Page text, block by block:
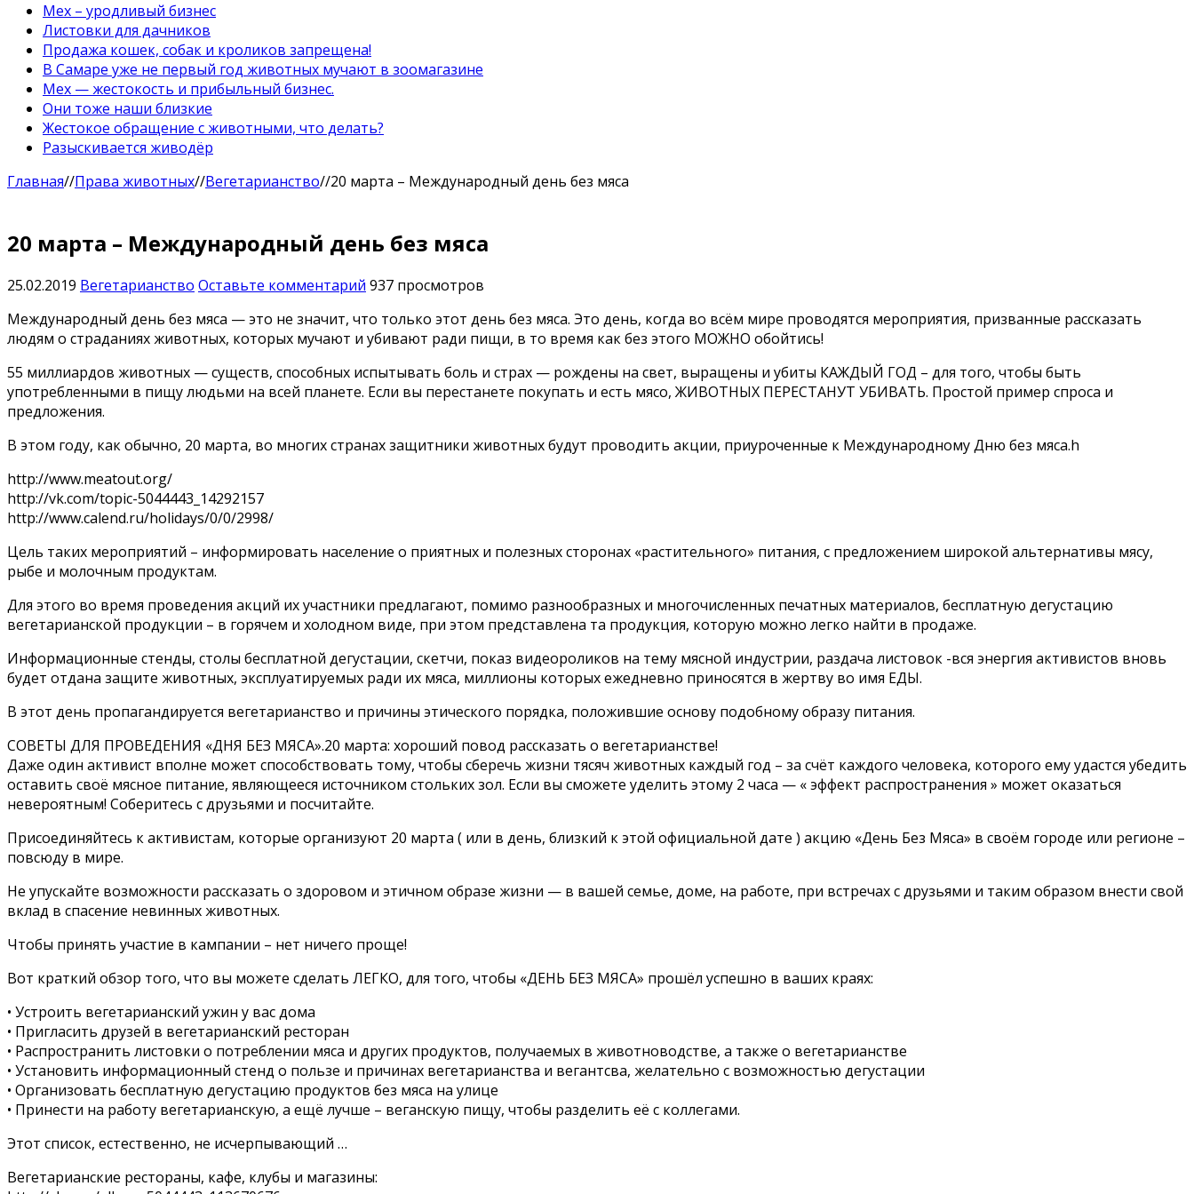
Мех – уродливый бизнес
Листовки для дачников
Продажа кошек, собак и кроликов запрещена!
В Самаре уже не первый год животных мучают в зоомагазине
Мех — жестокость и прибыльный бизнес.
Они тоже наши близкие
Жестокое обращение с животными, что делать?
Разыскивается живодёр
Главная//Права животных//Вегетарианство//20 марта – Международный день без мяса
20 марта – Международный день без мяса
25.02.2019 Вегетарианство Оставьте комментарий 937 просмотров
Международный день без мяса — это не значит, что только этот день без мяса. Это день, когда во всём мире проводятся мероприятия, призванные рассказать
людям о страданиях животных, которых мучают и убивают ради пищи, в то время как без этого МОЖНО обойтись!
55 миллиардов животных — существ, способных испытывать боль и страх — рождены на свет, выращены и убиты КАЖДЫЙ ГОД – для того, чтобы быть
употребленными в пищу людьми на всей планете. Если вы перестанете покупать и есть мясо, ЖИВОТНЫХ ПЕРЕСТАНУТ УБИВАТЬ. Простой пример спроса и
предложения.
В этом году, как обычно, 20 марта, во многих странах защитники животных будут проводить акции, приуроченные к Международному Дню без мяса.h
http://www.meatout.org/
http://vk.com/topic-5044443_14292157
http://www.calend.ru/holidays/0/0/2998/
Цель таких мероприятий – информировать население о приятных и полезных сторонах «растительного» питания, с предложением широкой альтернативы мясу,
рыбе и молочным продуктам.
Для этого во время проведения акций их участники предлагают, помимо разнообразных и многочисленных печатных материалов, бесплатную дегустацию
вегетарианской продукции – в горячем и холодном виде, при этом представлена та продукция, которую можно легко найти в продаже.
Информационные стенды, столы бесплатной дегустации, скетчи, показ видеороликов на тему мясной индустрии, раздача листовок -вся энергия активистов вновь
будет отдана защите животных, эксплуатируемых ради их мяса, миллионы которых ежедневно приносятся в жертву во имя ЕДЫ.
В этот день пропагандируется вегетарианство и причины этического порядка, положившие основу подобному образу питания.
СОВЕТЫ ДЛЯ ПРОВЕДЕНИЯ «ДНЯ БЕЗ МЯСА».20 марта: хороший повод рассказать о вегетарианстве!
Даже один активист вполне может способствовать тому, чтобы сберечь жизни тясяч животных каждый год – за счёт каждого человека, которого ему удастся убедить
оставить своё мясное питание, являющееся источником стольких зол. Если вы сможете уделить этому 2 часа — « эффект распространения » может оказаться
невероятным! Соберитесь с друзьями и посчитайте.
Присоединяйтесь к активистам, которые организуют 20 марта ( или в день, близкий к этой официальной дате ) акцию «День Без Мяса» в своём городе или регионе –
повсюду в мире.
Не упускайте возможности рассказать о здоровом и этичном образе жизни — в вашей семье, доме, на работе, при встречах с друзьями и таким образом внести свой
вклад в спасение невинных животных.
Чтобы принять участие в кампании – нет ничего проще!
Вот краткий обзор того, что вы можете сделать ЛЕГКО, для того, чтобы «ДЕНЬ БЕЗ МЯСА» прошёл успешно в ваших краях:
• Устроить вегетарианский ужин у вас дома
• Пригласить друзей в вегетарианский ресторан
• Распространить листовки о потреблении мяса и других продуктов, получаемых в животноводстве, а также о вегетарианстве
• Установить информационный стенд о пользе и причинах вегетарианства и вегантсва, желательно с возможностью дегустации
• Организовать бесплатную дегустацию продуктов без мяса на улице
• Принести на работу вегетарианскую, а ещё лучше – веганскую пищу, чтобы разделить её с коллегами.
Этот список, естественно, не исчерпывающий …
Вегетарианские рестораны, кафе, клубы и магазины: